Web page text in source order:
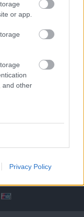
or app.
and other
Privacy Policy
18:00